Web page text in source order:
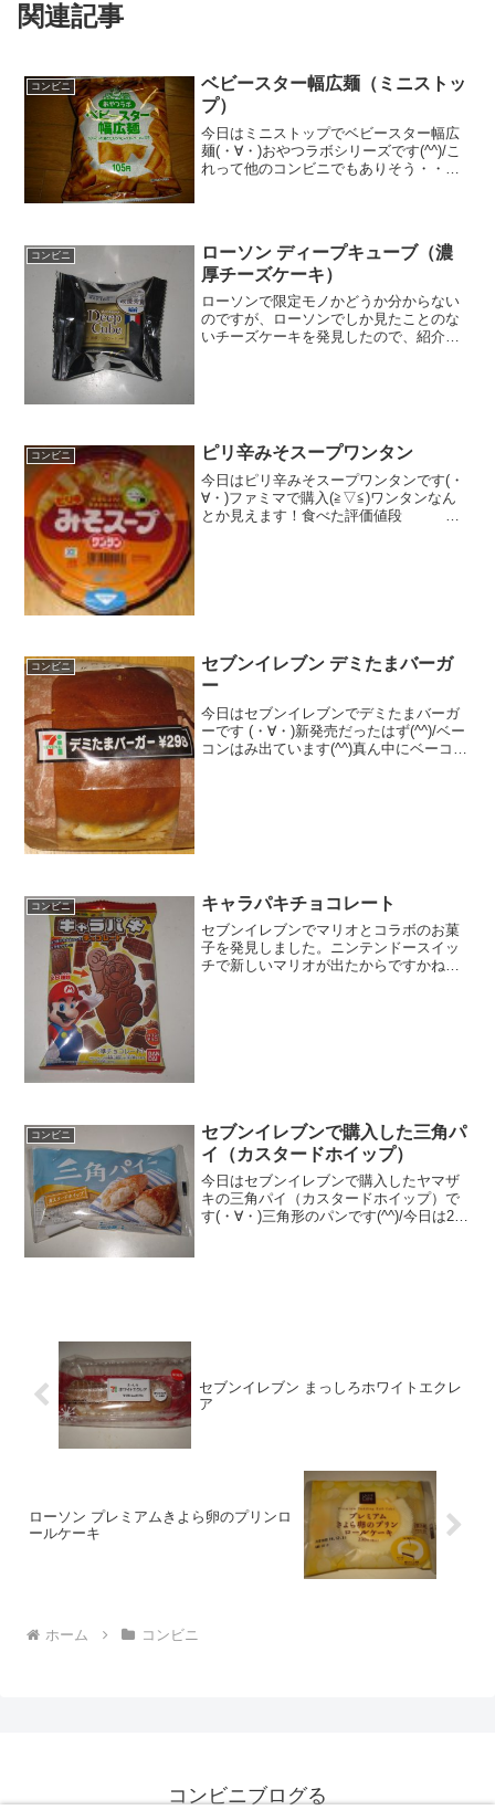
関連記事
コンビニ
ベビースター幅広麺（ミニストッ
プ）
今日はミニストップでベビースター幅広
麺(・∀・)おやつラボシリーズです(^^)/こ
れって他のコンビニでもありそう・・
コンビニ
ローソン ディープキューブ（濃
厚チーズケーキ）
ローソンで限定モノかどうか分からない
のですが、ローソンでしか見たことのな
いチーズケーキを発見したので、紹介し
コンビニ ピリ辛みそスープワンタン
今日はピリ辛みそスープワンタンです(・
∀・)ファミマで購入(≧▽≦)ワンタンなん
とか見えます！食べた評価値段 １
コンビニ
セブンイレブン デミたまバーガ
ー
今日はセブンイレブンでデミたまバーガ
ーです (・∀・)新発売だったはず(^^)/ベー
コンはみ出ています(^^)真ん中にベーコン
コンビニ キャラパキチョコレート
セブンイレブンでマリオとコラボのお菓
子を発見しました。ニンテンドースイッ
チで新しいマリオが出たからですかね。
コンビニ
セブンイレブンで購入した三角パ
イ（カスタードホイップ）
今日はセブンイレブンで購入したヤマザ
キの三角パイ（カスタードホイップ）で
す(・∀・)三角形のパンです(^^)/今日は2回
セブンイレブン まっしろホワイトエクレ
ア
ローソン プレミアムきよら卵のプリンロ
ールケーキ
ホーム コンビニ
コンビニブログる